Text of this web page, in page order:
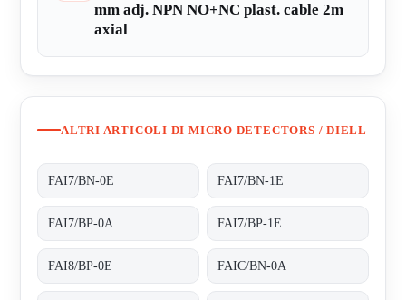
mm adj. NPN NO+NC plast. cable 2m
axial
ALTRI ARTICOLI DI MICRO DETECTORS / DIELL
FAI7/BN-0E FAI7/BN-1E
FAI7/BP-0A FAI7/BP-1E
FAI8/BP-0E FAIC/BN-0A